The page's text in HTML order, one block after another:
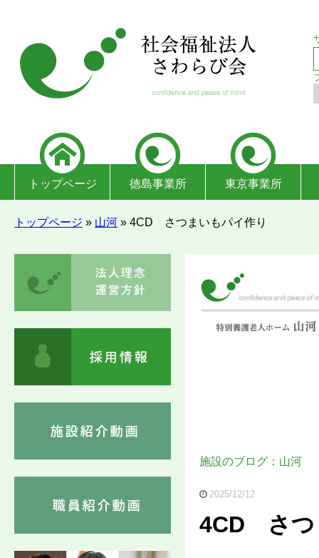
トップページ 徳島事業所 東京事業所
トップページ » 山河 » 4CD さつまいもパイ作り
施設のブログ：山河
2025/12/12
4CD さつ